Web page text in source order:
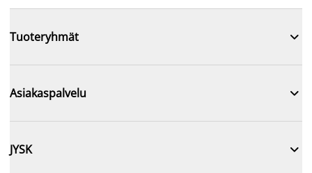
Tuoteryhmät 
Asiakaspalvelu 
JYSK 